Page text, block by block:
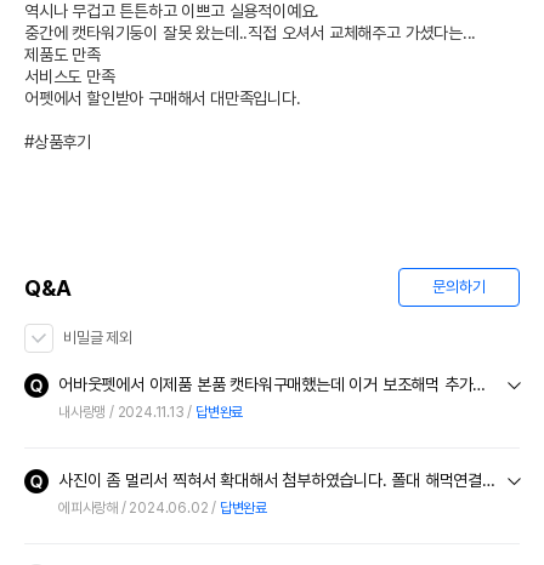
역시나 무겁고 튼튼하고 이쁘고 실용적이예요.
중간에 캣타워기둥이 잘못 왔는데..직접 오셔서 교체해주고 가셨다는...
제품도 만족
서비스도 만족
어펫에서 할인받아 구매해서 대만족입니다.
#상품후기
Q&A 문의하기
비밀글 제외
어바웃펫에서 이제품 본품 캣타워구매했는데 이거 보조해먹 추가로 구매하고싶은데요 보조물품만 구매는 진짜안되나여??
내사랑맹 2024.11.13 답변완료
사진이 좀 멀리서 찍혀서 확대해서 첨부하였습니다. 폴대 해먹연결부위 와 카페트 사이로 2cm 가량 틈이 생깁니다. 카펫을 타고 올라가기 시작해서 신경쓰이게 되네요. 감사합니다.
에피사랑해 2024.06.02 답변완료